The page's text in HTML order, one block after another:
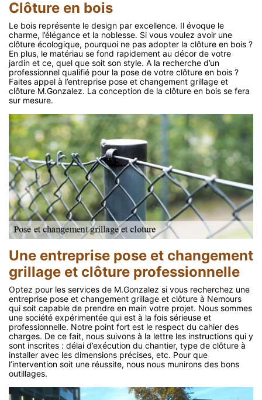
Clôture en bois
Le bois représente le design par excellence. Il évoque le
charme, l’élégance et la noblesse. Si vous voulez avoir une
clôture écologique, pourquoi ne pas adopter la clôture en bois ?
En plus, le matériau se fond rapidement au décor de votre
jardin et ce, quel que soit son style. A la recherche d’un
professionnel qualifié pour la pose de votre clôture en bois ?
Faites appel à l’entreprise pose et changement grillage et
clôture M.Gonzalez. La conception de la clôture en bois se fera
sur mesure.
Une entreprise pose et changement
grillage et clôture professionnelle
Optez pour les services de M.Gonzalez si vous recherchez une
entreprise pose et changement grillage et clôture à Nemours
qui soit capable de prendre en main votre projet. Nous sommes
une société expérimentée qui est à la fois sérieuse et
professionnelle. Notre point fort est le respect du cahier des
charges. De ce fait, nous suivons à la lettre les instructions qui y
sont inscrites : délai d’exécution du chantier, type de clôture à
installer avec les dimensions précises, etc. Pour que
l’intervention soit une réussite, nous nous munirons des bons
outillages.